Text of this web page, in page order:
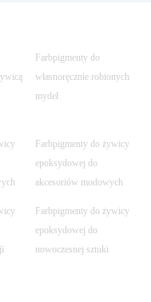
Farbpigmenty do
własnoręcznie robionych
mydeł
Farbpigmenty do żywicy
epoksydowej do
akcesoriów modowych
Farbpigmenty do żywicy
epoksydowej do
nowoczesnej sztuki